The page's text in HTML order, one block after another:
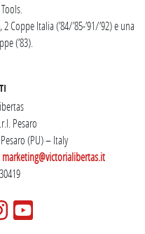
Coppe Italia (’84/’85-’91/’92) e una
(’83).
Pesaro
(PU) – Italy
marketing@victorialibertas.it